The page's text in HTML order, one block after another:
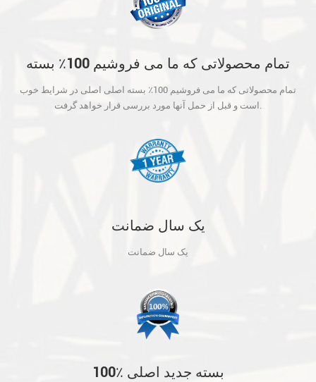
تمام محصولاتی که ما می فروشیم 100٪ بسته
آنها مورد بررسی قرار خواهد گرفت.
تمام محصولاتی که ما می فروشیم 100٪ بسته اصلی اصلی در شرایط خوب
است و قبل از حمل آنها مورد بررسی قرار خواهد گرفت.
یک سال ضمانت
یک سال ضمانت
100٪ بسته جدید اصلی